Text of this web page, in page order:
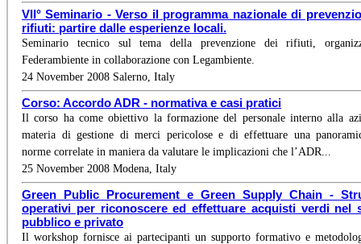
VII° Seminario - Verso il programma nazionale di
rifiuti: partire dalle esperienze locali.
Seminario tecnico sul tema della prevenzione dei rifiuti,
Federambiente in collaborazione con Legambiente.
24 November 2008 Salerno, Italy
Corso: Accordo ADR - normativa e casi pratici
Il corso ha come obiettivo la formazione del personale interno alla
materia di gestione di merci pericolose e di effettuare una
norme correlate in maniera da valutare le implicazioni che l’ADR...
25 November 2008 Modena, Italy
Green Public Procurement e Green Supply Chain -
operativi per riconoscere ed effettuare acquisti verdi nel
pubblico e privato
Il workshop fornisce ai partecipanti un supporto formativo e